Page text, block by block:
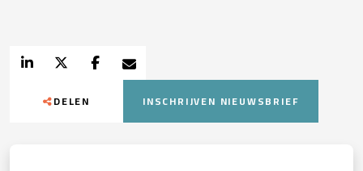
DELEN INSCHRIJVEN NIEUWSBRIEF